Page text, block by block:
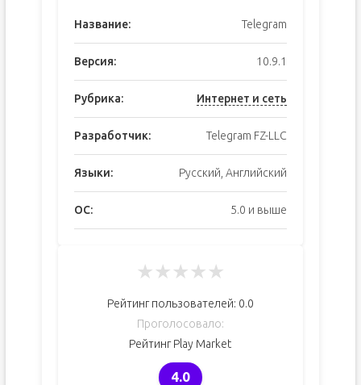
Название: Telegram
Версия: 10.9.1
Рубрика: Интернет и сеть
Разработчик: Telegram FZ-LLC
Языки: Русский, Английский
ОС: 5.0 и выше
★★★★★
Рейтинг пользователей: 0.0
Проголосовало:
Рейтинг Play Market
4.0